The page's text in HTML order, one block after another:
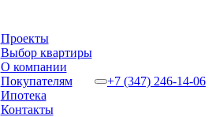
Проекты
Выбор квартиры
О компании
Покупателям
Ипотека
Контакты
+7 (347) 246-14-06